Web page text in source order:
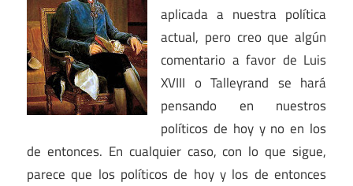
aplicada a nuestra política
actual, pero creo que algún
comentario a favor de Luis
XVIII o Talleyrand se hará
pensando en nuestros
políticos de hoy y no en los
de entonces. En cualquier caso, con lo que sigue,
parece que los políticos de hoy y los de entonces